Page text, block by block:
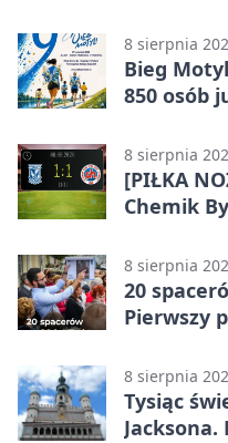
8 sierpnia
Bieg
850 osób
8 sierpnia
[PIŁKA
Chemik
Wronkach
8 sierpnia
20
Pierwszy
8 sierpnia
Tysiąc